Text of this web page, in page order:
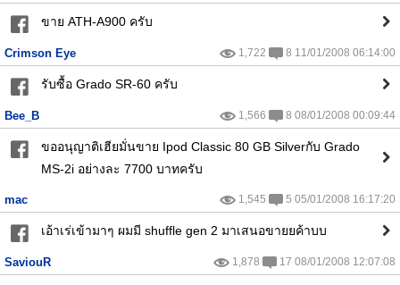
ขาย ATH-A900 ครับ
Crimson Eye 1,722 8 11/01/2008 06:14:00
รับซื้อ Grado SR-60 ครับ
Bee_B 1,566 8 08/01/2008 00:09:44
ขออนุญาติเฮียมั่นขาย Ipod Classic 80 GB Silverกับ Grado
MS-2i อย่างละ 7700 บาทครับ
mac 1,545 5 05/01/2008 16:17:20
เอ้าเร่เข้ามาๆ ผมมี shuffle gen 2 มาเสนอขายยค้าบบ
SaviouR 1,878 17 08/01/2008 12:07:08